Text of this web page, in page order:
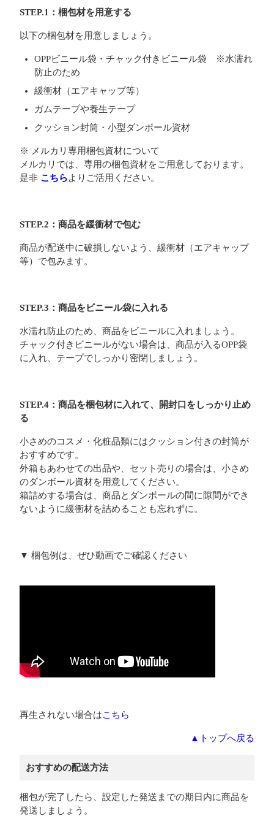
STEP.1：梱包材を用意する
以下の梱包材を用意しましょう。
OPPビニール袋・チャック付きビニール袋 ※水濡れ
防止のため
緩衝材（エアキャップ等）
ガムテープや養生テープ
クッション封筒・小型ダンボール資材
※ メルカリ専用梱包資材について
メルカリでは、専用の梱包資材をご用意しております。
是非 こちらよりご活用ください。
STEP.2：商品を緩衝材で包む
商品が配送中に破損しないよう、緩衝材（エアキャップ
等）で包みます。
STEP.3：商品をビニール袋に入れる
水濡れ防止のため、商品をビニールに入れましょう。
チャック付きビニールがない場合は、商品が入るOPP袋
に入れ、テープでしっかり密閉しましょう。
STEP.4：商品を梱包材に入れて、開封口をしっかり止め
る
小さめのコスメ・化粧品類にはクッション付きの封筒が
おすすめです。
外箱もあわせての出品や、セット売りの場合は、小さめ
のダンボール資材を用意してください。
箱詰めする場合は、商品とダンボールの間に隙間ができ
ないように緩衝材を詰めることも忘れずに。
▼ 梱包例は、ぜひ動画でご確認ください
再生されない場合はこちら
▲トップへ戻る
おすすめの配送方法
梱包が完了したら、設定した発送までの期日内に商品を
発送しましょう。